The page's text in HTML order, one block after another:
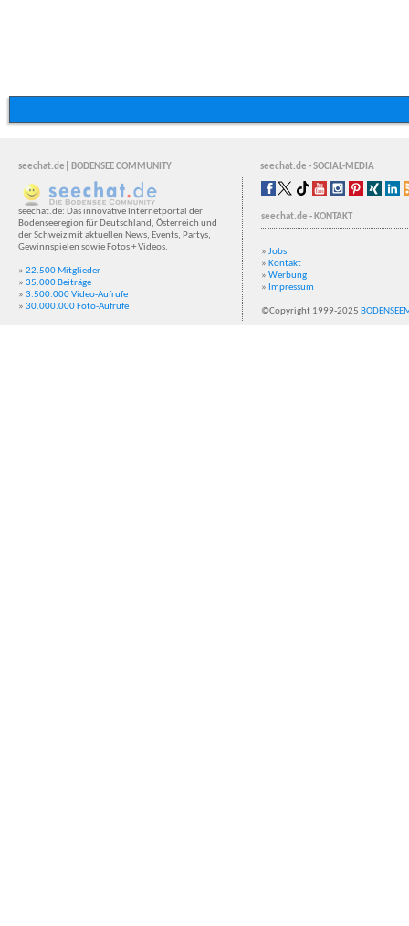
seechat.de| BODENSEE COMMUNITY seechat.de - SOCIAL-MEDIA
seechat.de: Das innovative Internetportal der
Bodenseeregion für Deutschland, Österreich und
der Schweiz mit aktuellen News, Events, Partys,
Gewinnspielen sowie Fotos + Videos.
» 22.500 Mitglieder
» 35.000 Beiträge
» 3.500.000 Video-Aufrufe
» 30.000.000 Foto-Aufrufe
seechat.de - KONTAKT
» Jobs
» Kontakt
» Werbung
» Impressum
©Copyright 1999-2025